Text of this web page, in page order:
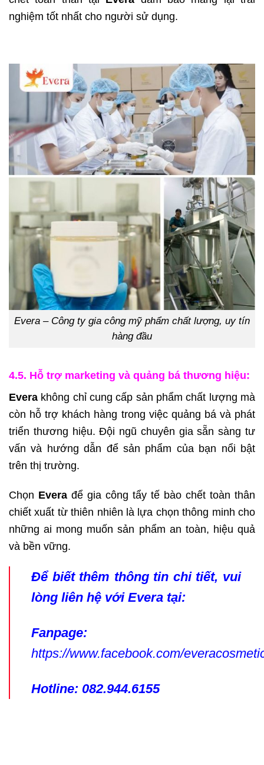
nghiệm tốt nhất cho người sử dụng.
Evera – Công ty gia công mỹ phẩm chất lượng, uy tín
hàng đầu
4.5. Hỗ trợ marketing và quảng bá thương hiệu:
Evera không chỉ cung cấp sản phẩm chất lượng mà
còn hỗ trợ khách hàng trong việc quảng bá và phát
triển thương hiệu. Đội ngũ chuyên gia sẵn sàng tư
vấn và hướng dẫn để sản phẩm của bạn nổi bật
trên thị trường.
Chọn Evera để gia công tẩy tế bào chết toàn thân
chiết xuất từ thiên nhiên là lựa chọn thông minh cho
những ai mong muốn sản phẩm an toàn, hiệu quả
và bền vững.
Để biết thêm thông tin chi tiết, vui
lòng liên hệ với Evera tại:
Fanpage:
https://www.facebook.com/
Hotline: 082.944.6155